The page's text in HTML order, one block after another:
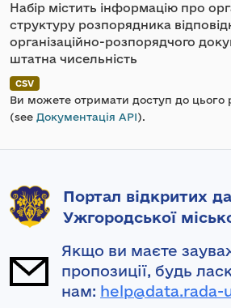
Набір містить інформацію про
структуру розпорядника
організаційно-розпорядчого
штатна чисельність
CSV
Ви можете отримати доступ до цього
(see Документація API).
Портал відкритих
Ужгородської
Якщо ви маєте
пропозиції, будь
нам: